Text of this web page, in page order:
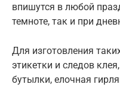
впишутся в любой
темноте, так и при
Для изготовления
этикетки и следов
бутылки, елочная